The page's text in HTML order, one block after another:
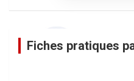
Fiches pratiques